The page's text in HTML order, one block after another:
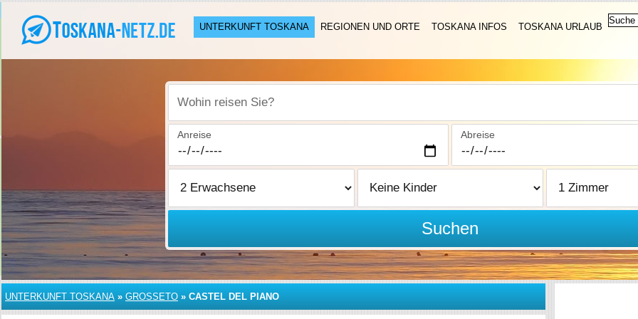
UNTERKUNFT TOSKANA REGIONEN UND ORTE TOSKANA INFOS TOSKANA URLAUB
Wohin reisen Sie?
Anreise Abreise
Suchen
UNTERKUNFT TOSKANA » GROSSETO » CASTEL DEL PIANO